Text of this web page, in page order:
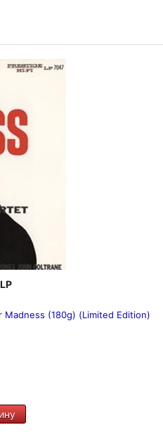
LP
Madness (180g) (Limited Edition)